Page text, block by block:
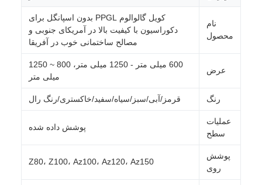
محصول
کویل گالوالوم PPGL بدون اسپانگل برای
دکوراسیون با کیفیت بالا در آمریکای جنوبی و
مصالح ساختمانی خوب در آفریقا
600 میلی متر - 1250 میلی متر، 800 ~ 1250
میلی متر
قرمز/آبی/سبز/سیاه/سفید/خاکستری/رنگ رال
عملیات
پوشش داده شده
پوشش
Z80، Z100، Az100، Az120، Az150